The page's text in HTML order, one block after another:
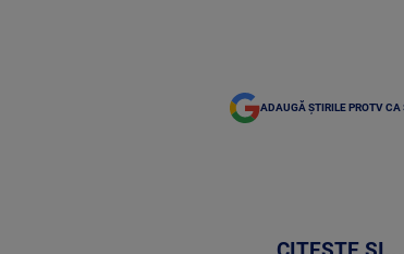
ADAUGĂ ȘTIRILE PROTV CA